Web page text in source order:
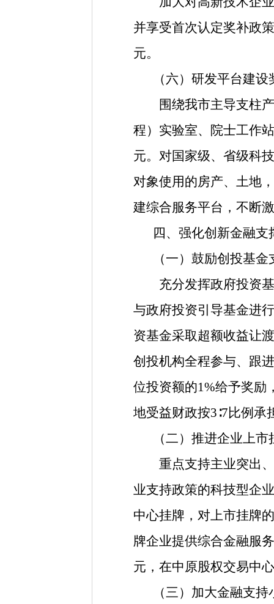
并享受首次认定奖补政
元。
（六）研发平台建设
围绕我市主导支柱产
程）实验室、院士工作
元。对国家级、省级科
对象使用的房产、土地
建综合服务平台，不断
四、强化创新金融支
（一）鼓励创投基
充分发挥政府投资基
与政府投资引导基金进
资基金采取超额收益让
创投机构全程参与、跟
位投资额的1%给予奖励
地受益财政按3∶7比例承
（二）推进企业上
重点支持主业突出、
业支持政策的科技型企
中心挂牌，对上市挂牌
牌企业提供综合金融服
元， 在中原股权交易中
（三）加大金融支